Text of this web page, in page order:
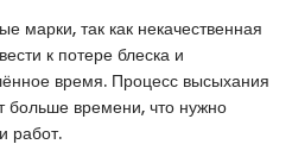
марки, так как некачественная
к потере блеска и
время. Процесс высыхания
больше времени, что нужно
работ.